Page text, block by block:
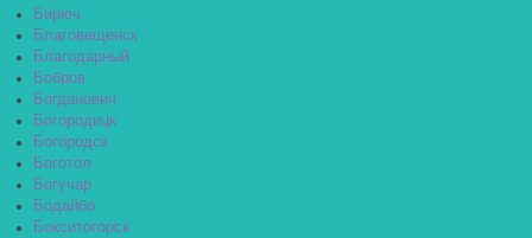
Бирюч
Благовещенск
Благодарный
Бобров
Богданович
Богородицк
Богородск
Боготол
Богучар
Бодайбо
Бокситогорск